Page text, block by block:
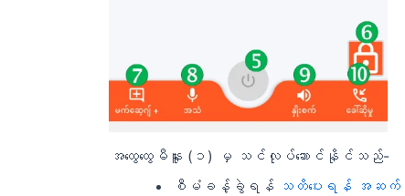
အထွေထွေမီနူး (၁) မှ သင်လုပ်ဆောင်နိုင်သည်-
စီမံခန့်ခွဲရန် သတိပေးရန် အဆက်အ